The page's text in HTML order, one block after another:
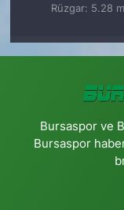
Rüzgar: 5.28
Bursaspor ve
Bursaspor